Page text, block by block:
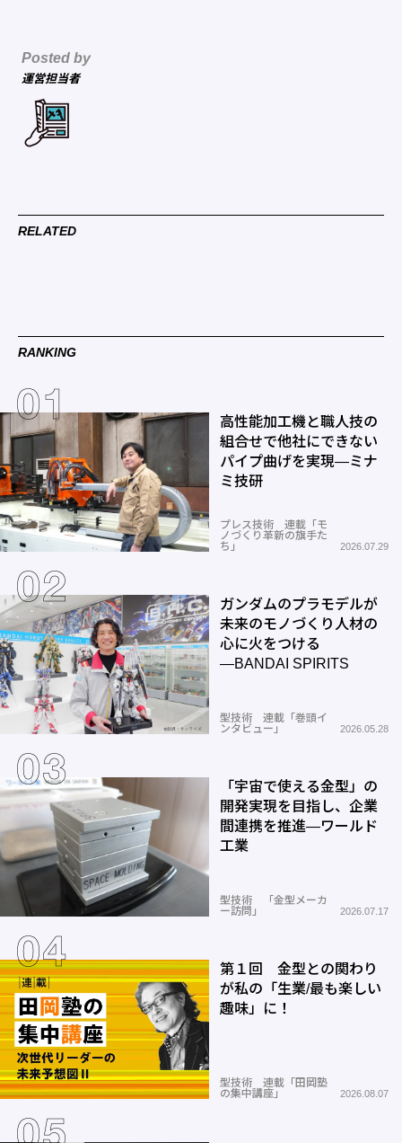
Posted by
運営担当者
RELATED
RANKING
高性能加工機と職人技の
組合せで他社にできない
パイプ曲げを実現―ミナ
ミ技研
プレス技術 連載「モ
ノづくり革新の旗手た
ち」
2026.07.29
ガンダムのプラモデルが
未来のモノづくり人材の
心に火をつける
―BANDAI SPIRITS
型技術 連載「巻頭イ
ンタビュー」
2026.05.28
「宇宙で使える金型」の
開発実現を目指し、企業
間連携を推進―ワールド
工業
型技術 「金型メーカ
ー訪問」
2026.07.17
第１回 金型との関わり
が私の「生業/最も楽しい
趣味」に！
型技術 連載「田岡塾
の集中講座」
2026.08.07